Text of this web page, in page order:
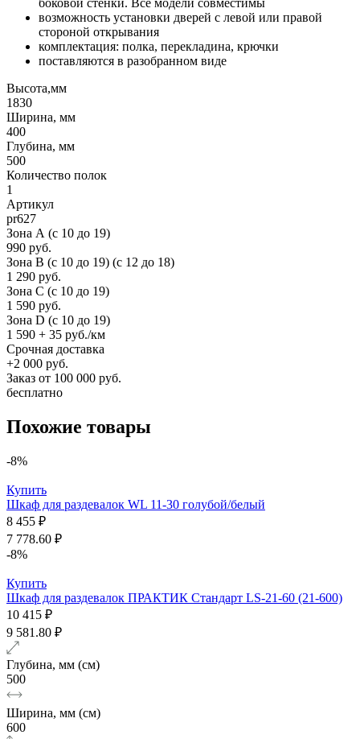
возможность установки дверей с левой или правой
стороной открывания
комплектация: полка, перекладина, крючки
поставляются в разобранном виде
Высота,мм
1830
Ширина, мм
400
Глубина, мм
500
Количество полок
1
Артикул
pr627
Зона А (c 10 до 19)
990 руб.
Зона B (c 10 до 19) (c 12 до 18)
1 290 руб.
Зона C (c 10 до 19)
1 590 руб.
Зона D (c 10 до 19)
1 590 + 35 руб./км
Срочная доставка
+2 000 руб.
Заказ от 100 000 руб.
бесплатно
Похожие товары
-8%
Купить
Шкаф для раздевалок WL 11-30 голубой/белый
8 455 ₽
7 778.60 ₽
-8%
Купить
Шкаф для раздевалок ПРАКТИК Стандарт LS-21-60 (21-600)
10 415 ₽
9 581.80 ₽
Глубина, мм (см)
500
Ширина, мм (см)
600